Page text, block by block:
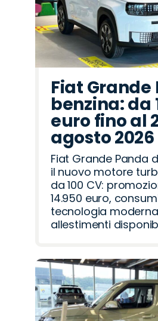
Fiat Grande
benzina: da
euro fino al
agosto 2026
Fiat Grande Panda
il nuovo motore
da 100 CV:
14.950 euro,
tecnologia
allestimenti